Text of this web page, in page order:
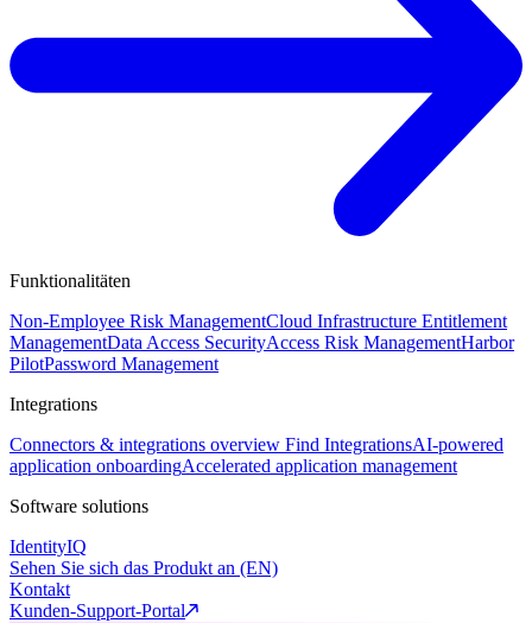
Funktionalitäten
Non-Employee Risk ManagementCloud Infrastructure Entitlement
ManagementData Access SecurityAccess Risk ManagementHarbor
PilotPassword Management
Integrations
Connectors & integrations overview Find IntegrationsAI-powered
application onboardingAccelerated application management
Software solutions
IdentityIQ
Sehen Sie sich das Produkt an (EN)
Kontakt
Kunden-Support-Portal